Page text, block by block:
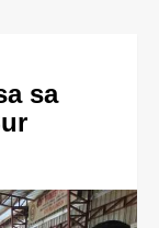
sa